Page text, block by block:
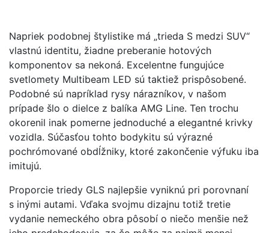
Napriek podobnej štylistike má „trieda S medzi SUV“
vlastnú identitu, žiadne preberanie hotových
komponentov sa nekoná. Excelentne fungujúce
svetlomety Multibeam LED sú taktiež prispôsobené.
Podobné sú napríklad rysy nárazníkov, v našom
prípade šlo o dielce z balíka AMG Line. Ten trochu
okorenil inak pomerne jednoduché a elegantné krivky
vozidla. Súčasťou tohto bodykitu sú výrazné
pochrómované obdĺžniky, ktoré zakončenie výfuku iba
imitujú.
Proporcie triedy GLS najlepšie vyniknú pri porovnaní
s inými autami. Vďaka svojmu dizajnu totiž tretie
vydanie nemeckého obra pôsobí o niečo menšie než